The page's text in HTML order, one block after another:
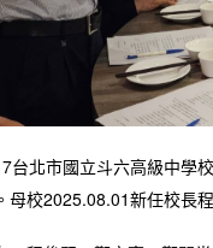
台北市國立斗六高級中學
母校2025.08.01新任校長